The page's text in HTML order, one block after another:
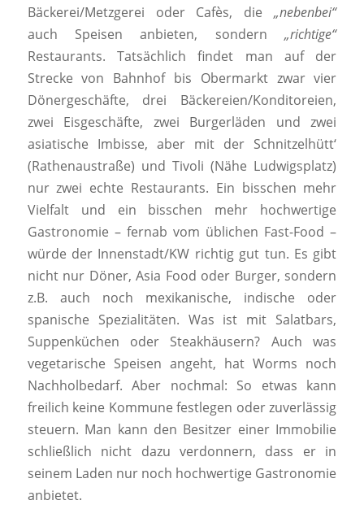
Bäckerei/Metzgerei oder Cafès, die„nebenbei“
auch Speisen anbieten, sondern„richtige“
Restaurants. Tatsächlich findet man auf der
Strecke von Bahnhof bis Obermarkt zwar vier
Dönergeschäfte, drei Bäckereien/Konditoreien,
zwei Eisgeschäfte, zwei Burgerläden und zwei
asiatische Imbisse, aber mit der Schnitzelhütt‘
(Rathenaustraße) und Tivoli (Nähe Ludwigsplatz)
nur zwei echte Restaurants. Ein bisschen mehr
Vielfalt und ein bisschen mehr hochwertige
Gastronomie – fernab vom üblichen Fast-Food –
würde der Innenstadt/KW richtig gut tun. Es gibt
nicht nur Döner, Asia Food oder Burger, sondern
z.B. auch noch mexikanische, indische oder
spanische Spezialitäten. Was ist mit Salatbars,
Suppenküchen oder Steakhäusern? Auch was
vegetarische Speisen angeht, hat Worms noch
Nachholbedarf. Aber nochmal: So etwas kann
freilich keine Kommune festlegen oder zuverlässig
steuern. Man kann den Besitzer einer Immobilie
schließlich nicht dazu verdonnern, dass er in
seinem Laden nur noch hochwertige Gastronomie
anbietet.